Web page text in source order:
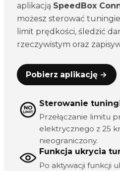
aplikacją SpeedBox
możesz sterować
limit prędkości, śledzić
rzeczywistym oraz
Pobierz aplikację →
Sterowanie
Przełączanie limitu
elektrycznego z 25
nieograniczony.
Funkcja ukrycia
Po aktywacji funkcji